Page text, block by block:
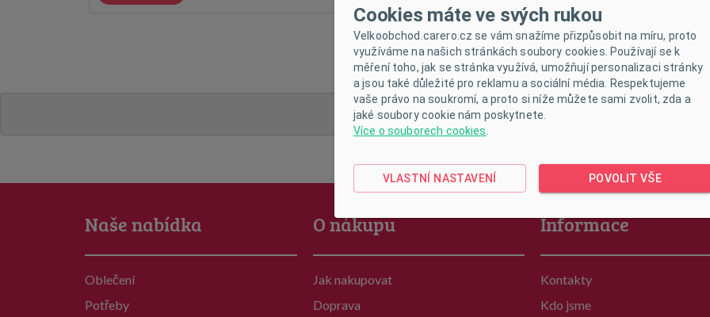
Bohužel Vašemu zadání nevyhovuje žádný produkt.
Naše nabídka
Oblečení
Potřeby
O nákupu
Jak nakupovat
Doprava
Informace
Kontakty
Kdo jsme
Cookies máte ve svých rukou
Velkoobchod.carero.cz se vám snažíme přizpůsobit na míru, proto
využíváme na našich stránkách soubory cookies. Používají se k
měření toho, jak se stránka využívá, umožňují personalizaci stránky
a jsou také důležité pro reklamu a sociální média. Respektujeme
vaše právo na soukromí, a proto si níže můžete sami zvolit, zda a
jaké soubory cookie nám poskytnete.
Více o souborech cookies
VLASTNÍ NASTAVENÍ POVOLIT VŠE